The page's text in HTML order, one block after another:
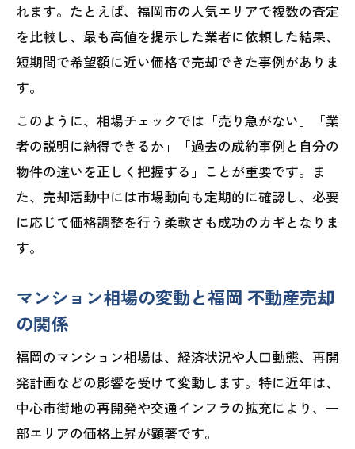
れます。たとえば、福岡市の人気エリアで複数の査定
を比較し、最も高値を提示した業者に依頼した結果、
短期間で希望額に近い価格で売却できた事例がありま
す。
このように、相場チェックでは「売り急がない」「業
者の説明に納得できるか」「過去の成約事例と自分の
物件の違いを正しく把握する」ことが重要です。ま
た、売却活動中には市場動向も定期的に確認し、必要
に応じて価格調整を行う柔軟さも成功のカギとなりま
す。
マンション相場の変動と福岡 不動産売却
の関係
福岡のマンション相場は、経済状況や人口動態、再開
発計画などの影響を受けて変動します。特に近年は、
中心市街地の再開発や交通インフラの拡充により、一
部エリアの価格上昇が顕著です。